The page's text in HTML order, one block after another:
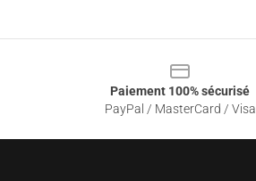
Paiement 100% sécurisé
PayPal / MasterCard / Visa